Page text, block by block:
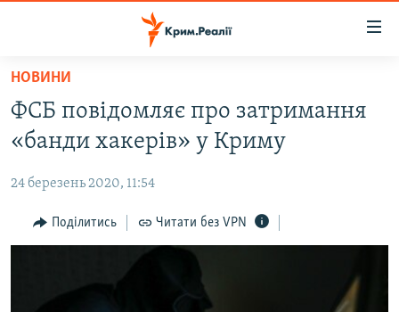
Перейти
основного
матеріалу
до
навігації
Перейти
ВОДА.КРИМ
ПОЛІТИКА
БЛОГИ
НОВИНИ
ФСБ повідомляє про затримання
«банди хакерів» у Криму
24 березень 2020, 11:54
Поділитись Читати без VPN